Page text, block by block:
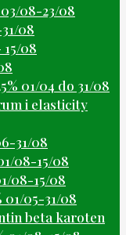
08-23/08
08
15/08
01/04 do 31/08
i elasticity
31/08
08-15/08
08-15/08
05-31/08
beta karoten